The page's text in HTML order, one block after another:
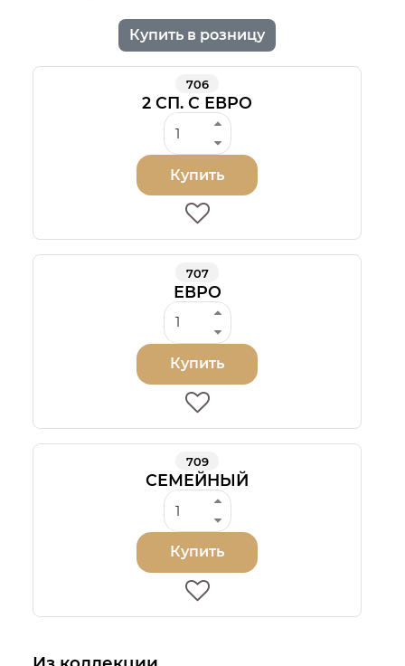
Купить в розницу
706
2 СП. С ЕВРО
Купить
707
ЕВРО
Купить
709
СЕМЕЙНЫЙ
Купить